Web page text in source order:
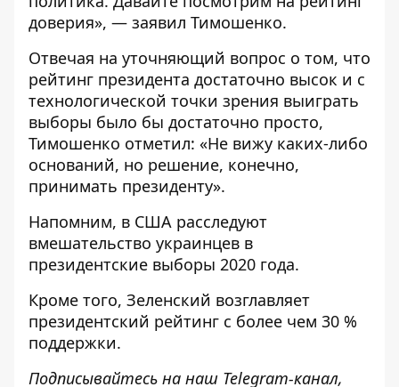
доверия», — заявил Тимошенко.
Отвечая на уточняющий вопрос о том, что
рейтинг президента достаточно высок и с
технологической точки зрения выиграть
выборы было бы достаточно просто,
Тимошенко отметил: «Не вижу каких-либо
оснований, но решение, конечно,
принимать президенту».
Напомним, в США расследуют
вмешательство украинцев в
президентские выборы 2020 года.
Кроме того, Зеленский возглавляет
президентский рейтинг с более чем 30 %
поддержки.
Подписывайтесь на наш Telegram-канал,